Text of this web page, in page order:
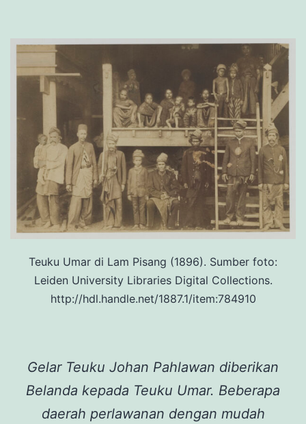
Teuku Umar di Lam Pisang (1896). Sumber foto:
Leiden University Libraries Digital Collections.
http://hdl.handle.net/1887.1/item:784910
Gelar Teuku Johan Pahlawan diberikan
Belanda kepada Teuku Umar. Beberapa
daerah perlawanan dengan mudah